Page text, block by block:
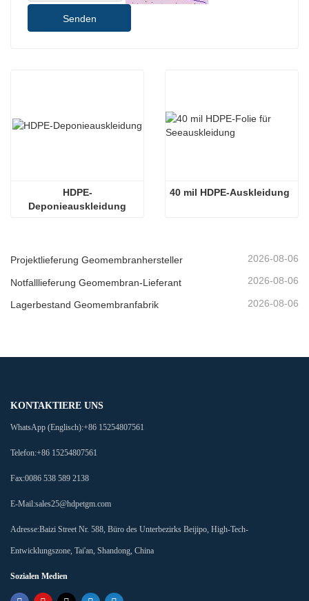
Senden
HDPE-
Deponieauskleidung
40 mil HDPE-Auskleidung
Projektlieferung Geomembranhersteller 2026-08-06
Notfalllieferung Geomembran-Lieferant 2026-08-06
Lagerbestand Geomembranfabrik 2026-08-06
KONTAKTIERE UNS
WhatsApp (Englisch):+86 15254807561
Telefon:+86 15254807561
Fax:0086 538 589 2138
E-Mail:sales25@hdpetgm.com
Adresse:Baizi Street Nr. 588, Büro des Unterbezirks Beijipo, High-Tech-
Entwicklungszone, Tai'an, Shandong, China
Sozialen Medien